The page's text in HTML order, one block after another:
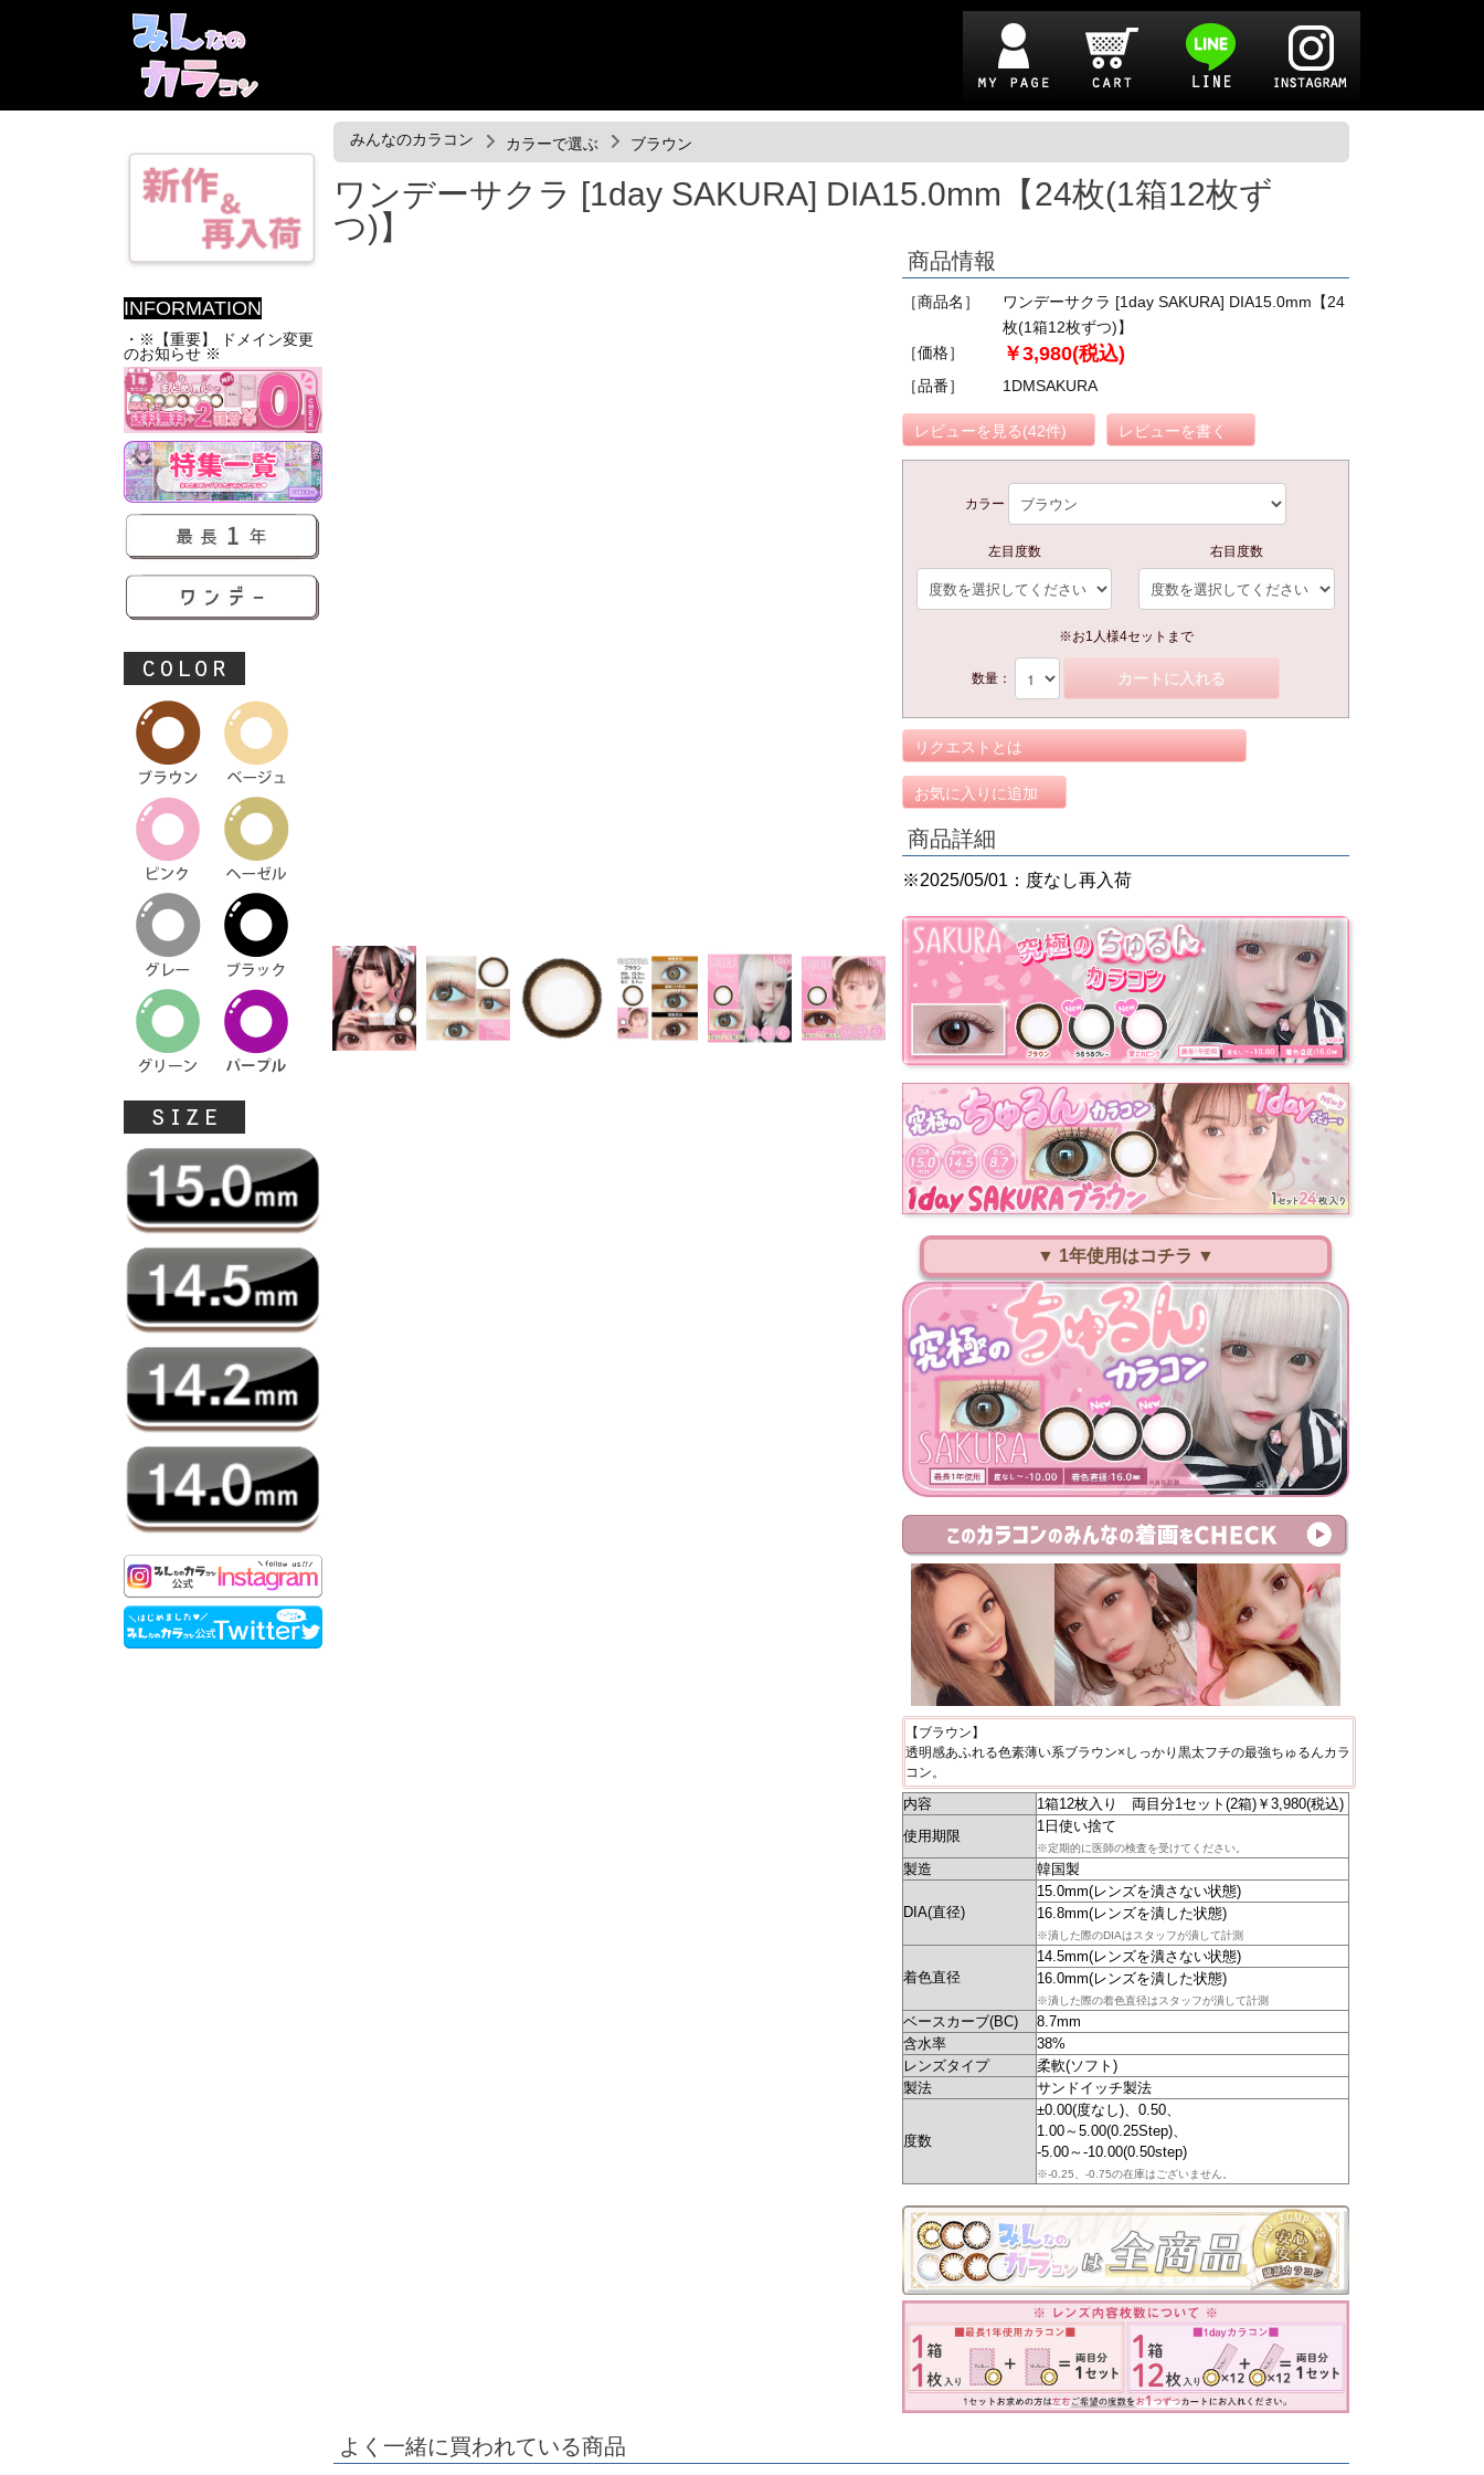
INFORMATION
・※【重要】 ドメイン変更
のお知らせ ※
みんなのカラコン カラーで選ぶ ブラウン
ワンデーサクラ [1day SAKURA] DIA15.0mm【24枚(1箱12枚ず
つ)】
商品情報
［商品名］
ワンデーサクラ [1day SAKURA] DIA15.0mm【24
枚(1箱12枚ずつ)】
［価格］
￥3,980(税込)
［品番］ 1DMSAKURA
レビューを見る(42件) レビューを書く
カラー
左目度数 右目度数
※お1人様4セットまで
数量： カートに入れる
リクエストとは
お気に入りに追加
商品詳細
※2025/05/01：度なし再入荷
▼ 1年使用はコチラ ▼
【ブラウン】
透明感あふれる色素薄い系ブラウン×しっかり黒太フチの最強ちゅるんカラ
コン。
内容
1箱12枚入り 両目分1セット(2箱)￥3,980(税込)
使用期限
1日使い捨て
※定期的に医師の検査を受けてください。
製造 韓国製
DIA(直径)
15.0mm(レンズを潰さない状態)
16.8mm(レンズを潰した状態)
※潰した際のDIAはスタッフが潰して計測
着色直径
14.5mm(レンズを潰さない状態)
16.0mm(レンズを潰した状態)
※潰した際の着色直径はスタッフが潰して計測
ベースカーブ(BC)
8.7mm
含水率
38%
レンズタイプ
柔軟(ソフト)
製法
サンドイッチ製法
度数
±0.00(度なし)、0.50、
1.00～5.00(0.25Step)、
-5.00～-10.00(0.50step)
※-0.25、-0.75の在庫はございません。
よく一緒に買われている商品